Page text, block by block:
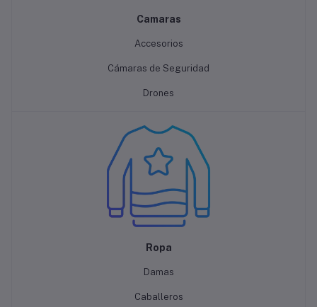
Camaras
Accesorios
Cámaras de Seguridad
Drones
Ropa
Damas
Caballeros